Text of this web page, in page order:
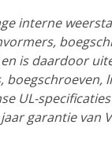
interne
is daardoor
UL-
garantie van